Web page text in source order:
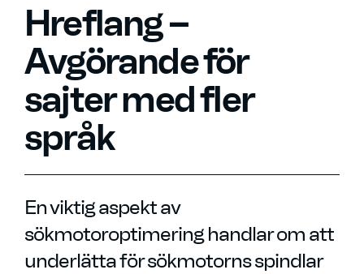
Hreflang –
Avgörande för
sajter med fler
språk
En viktig aspekt av
sökmotoroptimering handlar om att
underlätta för sökmotorns spindlar